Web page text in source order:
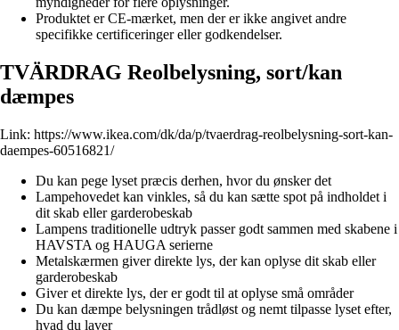
Produktet er CE-mærket, men der er ikke angivet andre
specifikke certificeringer eller godkendelser.
TVÄRDRAG Reolbelysning, sort/kan
dæmpes
Link: https://www.ikea.com/dk/da/p/tvaerdrag-reolbelysning-sort-kan-
daempes-60516821/
Du kan pege lyset præcis derhen, hvor du ønsker det
Lampehovedet kan vinkles, så du kan sætte spot på indholdet i
dit skab eller garderobeskab
Lampens traditionelle udtryk passer godt sammen med skabene i
HAVSTA og HAUGA serierne
Metalskærmen giver direkte lys, der kan oplyse dit skab eller
garderobeskab
Giver et direkte lys, der er godt til at oplyse små områder
Du kan dæmpe belysningen trådløst og nemt tilpasse lyset efter,
hvad du laver